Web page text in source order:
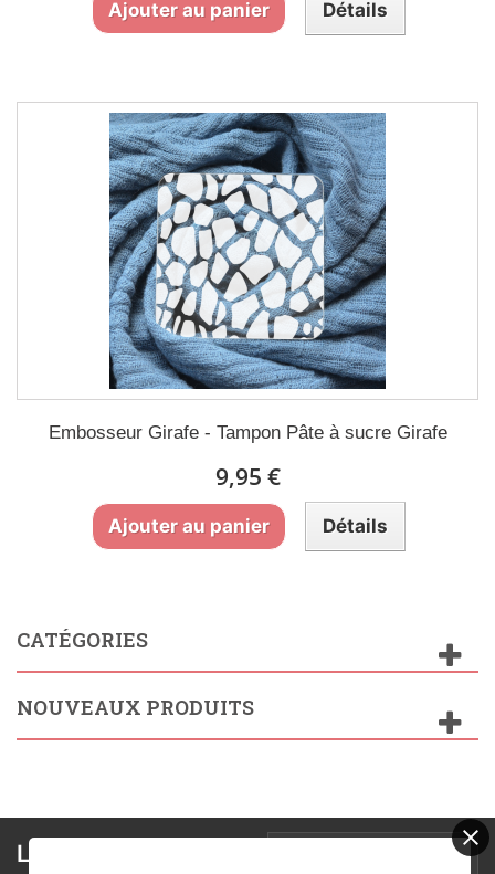
Ajouter au panier Détails
Embosseur Girafe - Tampon Pâte à sucre Girafe
9,95 €
Ajouter au panier Détails
CATÉGORIES
NOUVEAUX PRODUITS
Lettre d'informations